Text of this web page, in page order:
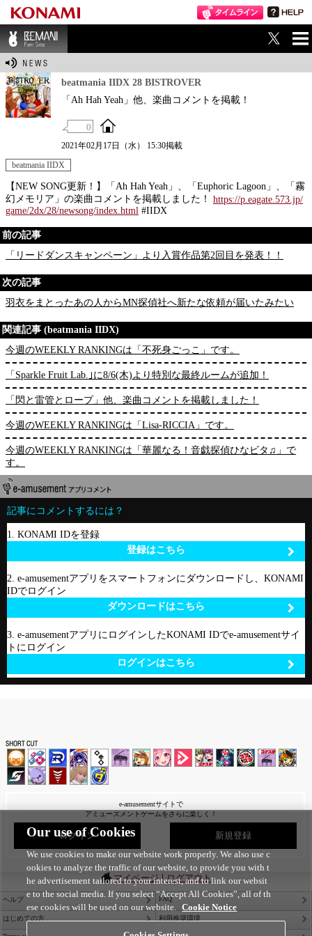
BEMANI Fan Sit
beatmania IIDX 28 BISTROVER
「Ah Hah Yeah」他、楽曲コメントを掲載！
0
2021年02月17日（水） 15:30掲載
beatmania IIDX
【NEW SONG更新！】「Ah Hah Yeah」、「Euphoric Lagoon」、「霧
幻メモリア」の楽曲コメントを掲載しました！ https://p.eagate.573.jp/
game/2dx/28/newsong/index.html #IIDX
前の記事
「リードダンスキャンペーン」より入賞作品第2回目を発表！！
次の記事
羽衣をまとったあの人からMN探偵社へ新たな依頼が届いたみたい
関連記事 (beatmania IIDX)
今週のWEEKLY RANKINGは「不死身ごっこ」です。
「Sparkle Fruit Lab.｣に8/6(木)より特別な最終ルームが追加！
「閃と雷管とロープ」他、楽曲コメントを掲載しました！
今週のWEEKLY RANKINGは「Lisa-RICCIA」です。
今週のWEEKLY RANKINGは「華麗なる！音戯探偵ひなビタ♫」で
す。
記事にコメントするには？
1. KONAMI IDを登録
登録はこちら
2. e-amusementアプリをスマートフォンにダウンロードし、KONAMI
IDでログイン
ダウンロードはこちら
3. e-amusementアプリにログインしたKONAMI IDでe-amusementサイ
トにログイン
ログインはこちら
e-amusementサイトで
アミューズメントゲームをさらに楽しく！
ログイン 新規登録
マイページ|ログアウト
ヘルプ FAQ
はじめての方 利用推奨環境
Our use of Cookies
We use cookies to make our website work properly. We also use c
ookies to analyze the traffic of our website, to provide you with t
he advertisement tailored to your interest, and to link our websit
e to the social media. If you select “Accept All Cookies”, all of th
ese cookies will be used on our website. Cookie Notice